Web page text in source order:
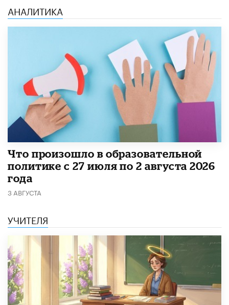
АНАЛИТИКА
​Что произошло в образовательной
политике с 27 июля по 2 августа 2026
года
3 АВГУСТА
УЧИТЕЛЯ